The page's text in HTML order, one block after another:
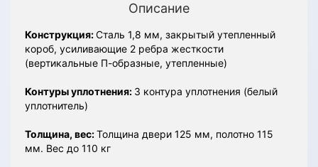
Описание
Конструкция:Сталь 1,8 мм, закрытый утепленный
короб, усиливающие 2 ребра жесткости
(вертикальные П-образные, утепленные)
Контуры уплотнения: 3 контура уплотнения (белый
уплотнитель)
Толщина, вес:Толщина двери 125 мм, полотно 115
мм. Вес до 110 кг